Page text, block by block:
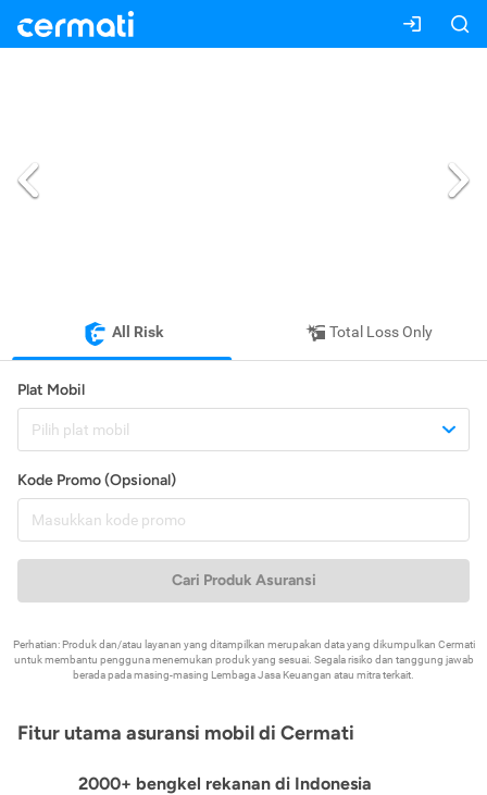
All Risk Total Loss Only
Plat Mobil
Pilih plat mobil
Kode Promo (Opsional)
Cari Produk Asuransi
Perhatian: Produk dan/atau layanan yang ditampilkan merupakan data yang dikumpulkan Cermati
untuk membantu pengguna menemukan produk yang sesuai. Segala risiko dan tanggung jawab
berada pada masing-masing Lembaga Jasa Keuangan atau mitra terkait.
Fitur utama asuransi mobil di Cermati
2000+ bengkel rekanan di Indonesia